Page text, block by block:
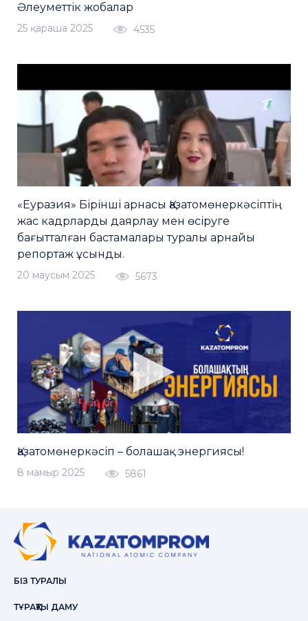
Әлеуметтік жобалар
25 қараша 2025 4535
«Еуразия» Бірінші арнасы Қазатомөнеркәсіптің
жас кадрларды даярлау мен өсіруге
бағытталған бастамалары туралы арнайы
репортаж ұсынды.
20 маусым 2025 5673
Қазатомөнеркәсіп – болашақ энергиясы!
8 мамыр 2025 5861
БІЗ ТУРАЛЫ
ТҰРАҚТЫ ДАМУ